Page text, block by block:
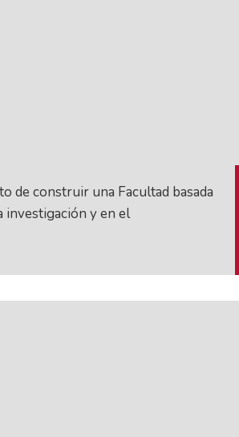
de construir una Facultad basada
investigación y en el